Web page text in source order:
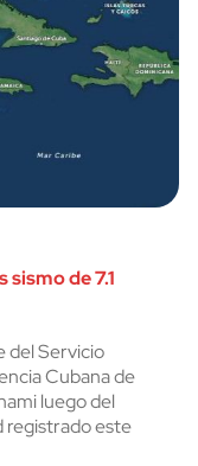
de 7.1
del Servicio
Cubana de
luego del
registrado este